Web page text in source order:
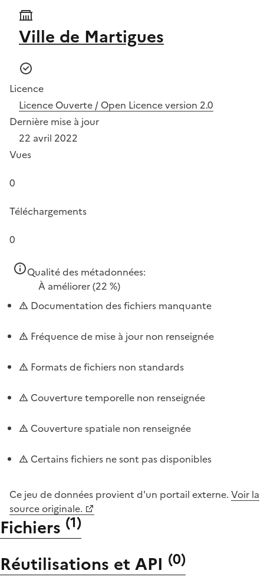
Ville de Martigues
Licence
Licence Ouverte / Open Licence version 2.0
Dernière mise à jour
22 avril 2022
Vues
0
Téléchargements
0
Qualité des métadonnées:
À améliorer(22 %)
Documentation des fichiers manquante
Fréquence de mise à jour non renseignée
Formats de fichiers non standards
Couverture temporelle non renseignée
Couverture spatiale non renseignée
Certains fichiers ne sont pas disponibles
Ce jeu de données provient d'un portail externe. Voir la
source originale.
Fichiers (1)
Réutilisations et API (0)